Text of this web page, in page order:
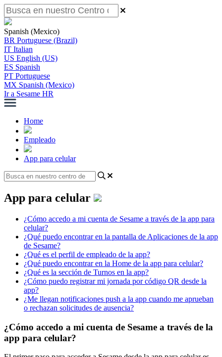
Spanish (Mexico)
BR Portuguese (Brazil)
IT Italian
US English (US)
ES Spanish
PT Portuguese
MX Spanish (Mexico)
Ir a Sesame HR
Home
Empleado
App para celular
App para celular
¿Cómo accedo a mi cuenta de Sesame a través de la app para
celular?
¿Qué puedo encontrar en la pantalla de Aplicaciones de la app
de Sesame?
¿Qué es el perfil de empleado de la app?
¿Qué puedo encontrar en la Home de la app para celular?
¿Qué es la sección de Turnos en la app?
¿Cómo puedo registrar mi jornada por código QR desde la
app?
¿Me llegan notificaciones push a la app cuando me aprueban
o rechazan solicitudes de ausencia?
¿Cómo accedo a mi cuenta de Sesame a través de la
app para celular?